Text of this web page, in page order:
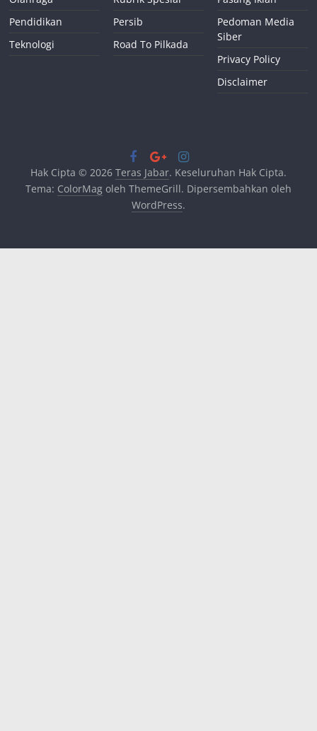
Pendidikan
Teknologi
Persib
Road To Pilkada
Pedoman Media
Siber
Privacy Policy
Disclaimer
Hak Cipta © 2026 Teras Jabar. Keseluruhan Hak Cipta.
Tema: ColorMagoleh ThemeGrill. Dipersembahkan oleh
WordPress.